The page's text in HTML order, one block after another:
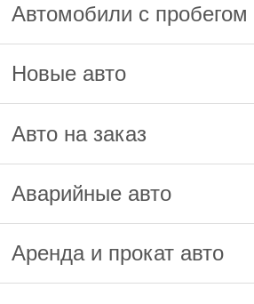
Автомобили с пробегом
Новые авто
Авто на заказ
Аварийные авто
Аренда и прокат авто